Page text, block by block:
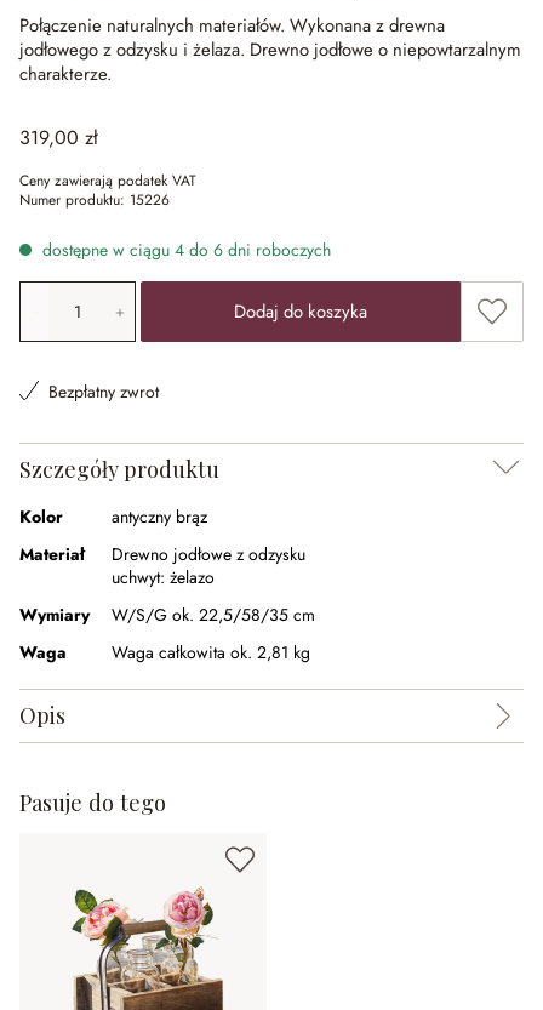
Połączenie naturalnych materiałów. Wykonana z drewna
jodłowego z odzysku i żelaza. Drewno jodłowe o niepowtarzalnym
charakterze.
319,00 zł
Ceny zawierają podatek VAT
Numer produktu: 15226
dostępne w ciągu 4 do 6 dni roboczych
Ilość produktu: Wprowadź żądaną wartość lub użyj
Dodaj do koszyka Dodaj
Bezpłatny zwrot
Szczegóły produktu
Kolor
antyczny brąz
Materiał
Drewno jodłowe z odzysku
uchwyt: żelazo
Wymiary
W/S/G ok. 22,5/58/35 cm
Waga
Waga całkowita ok. 2,81 kg
Opis
Pasuje do tego